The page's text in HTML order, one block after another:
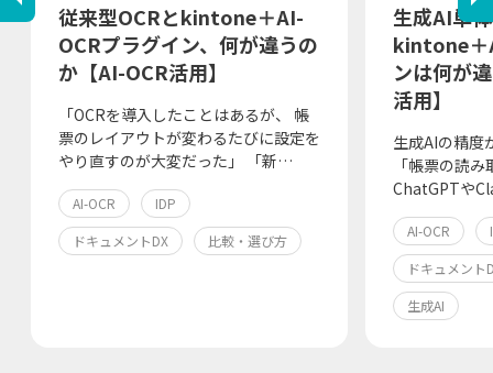
従来型OCRとkintone＋AI-
OCRプラグイン、何が違うの
か【AI-OCR活用】
「OCRを導入したことはあるが、 帳
票のレイアウトが変わるたびに設定を
やり直すのが大変だった」 「新…
AI-OCR
IDP
ドキュメントDX
比較・選び方
生成AI単
kintone＋
ンは何が
活用】
生成AIの精度
「帳票の読
ChatGPTや
AI-OCR
ドキュメント
生成AI